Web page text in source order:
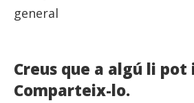
general
Creus que a algú li
Comparteix-lo.